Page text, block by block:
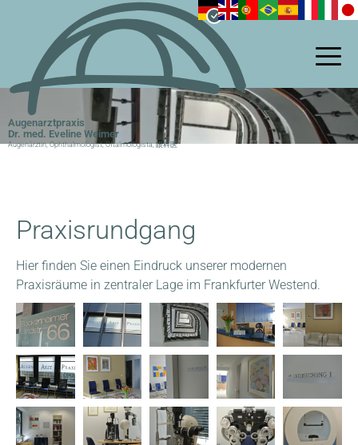
content
Augenarztpraxis
Dr. med. Eveline Weimer
Augenärztin, Ophthalmologist, Oftalmologista, 眼科医
Praxisrundgang
Hier finden Sie einen Eindruck unserer modernen
Praxisräume in zentraler Lage im Frankfurter Westend.